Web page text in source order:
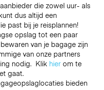
die zowel uur- als
dus altijd een
past bij je reisplannen!
opslag tot een paar
van je bagage zijn
van onze partners
nodig. Klik hierom te
gaat.
bieden